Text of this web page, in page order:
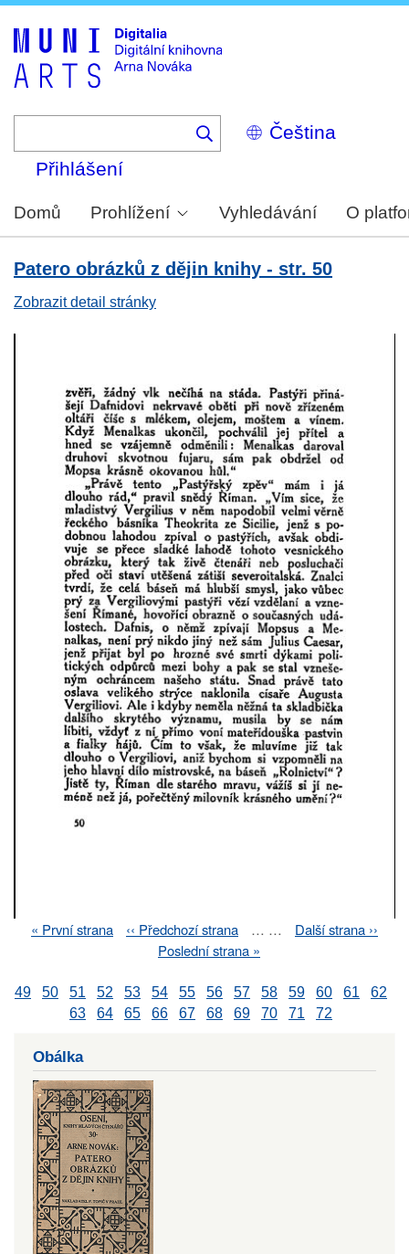
Select
your
Přihlášení
Domů Prohlížení Vyhledávání O
Patero obrázků z dějin knihy - str. 50
Zobrazit detail stránky
First
« První strana
Previous
‹‹ Předchozí strana … …
Next
Další strana ››
Last
Poslední strana »
49 50 51 52 53 54 55 56 57 58 59 60 61
62
63
64 65 66 67 68 69 70 71 72
Obálka